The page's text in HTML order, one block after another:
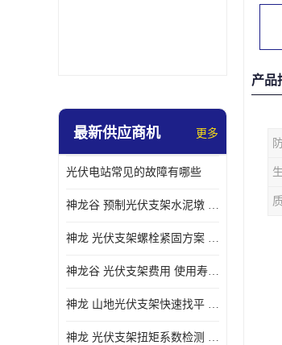
最新供应商机 更多
光伏电站常见的故障有哪些
神龙谷 预制光伏支架水泥墩 抗震性能优
神龙 光伏支架螺栓紧固方案 土地利用率高
神龙谷 光伏支架费用 使用寿命长
神龙 山地光伏支架快速找平 抗风耐压
神龙 光伏支架扭矩系数检测 适应性强
产品